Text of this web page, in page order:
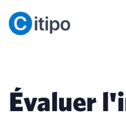
Évaluer